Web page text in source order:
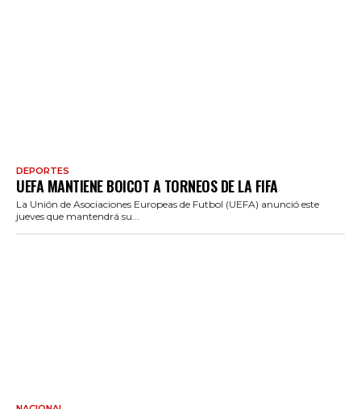
DEPORTES
UEFA MANTIENE BOICOT A TORNEOS DE LA FIFA
La Unión de Asociaciones Europeas de Futbol (UEFA) anunció este
jueves que mantendrá su...